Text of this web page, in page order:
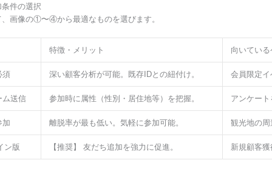
件の選択
画像の①〜④から最適なものを選びます。
特徴・メリット 向いてい
須 深い顧客分析が可能。既存IDとの紐付け。 会員限定
送信 参加時に属性（性別・居住地等）を把握。 アンケー
離脱率が最も低い。気軽に参加可能。 観光地の
ン版 【推奨】 友だち追加を強力に促進。 新規顧客